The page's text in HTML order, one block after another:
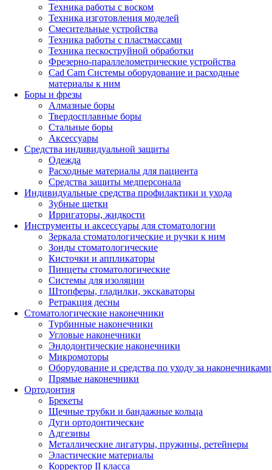
Техника работы с воском
Техника изготовления моделей
Смесительные устройства
Техника работы с пластмассами
Техника пескоструйной обработки
Фрезерно-параллелометрические устройства
Cad Cam Системы оборудование и расходные
материалы к ним
Боры и фрезы
Алмазные боры
Твердосплавные боры
Стальные боры
Аксессуары
Средства индивидуальной защиты
Одежда
Расходные материалы для пациента
Средства защиты медперсонала
Индивидуальные средства профилактики и ухода
Зубные щетки
Ирригаторы, жидкости
Инструменты и аксессуары для стоматологии
Зеркала стоматологические и ручки к ним
Зонды стоматологические
Кисточки и аппликаторы
Пинцеты стоматологические
Системы для изоляции
Штопферы, гладилки, экскаваторы
Ретракция десны
Стоматологические наконечники
Турбинные наконечники
Угловые наконечники
Эндодонтические наконечники
Микромоторы
Оборудование и средства по уходу за наконечниками
Прямые наконечники
Ортодонтия
Брекеты
Щечные трубки и бандажные кольца
Дуги ортодонтические
Адгезивы
Металлические лигатуры, пружины, ретейнеры
Эластические материалы
Корректор II класса